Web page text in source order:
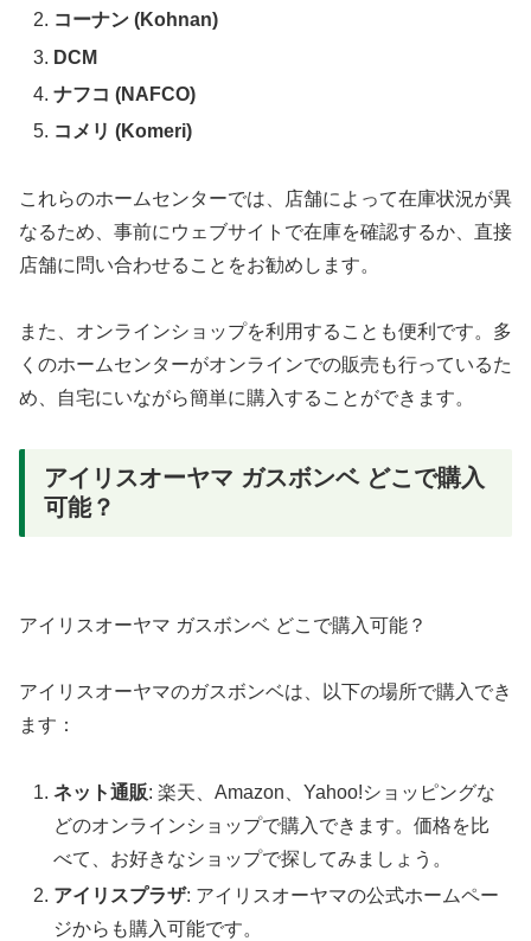
コーナン (Kohnan)
DCM
ナフコ (NAFCO)
コメリ (Komeri)
これらのホームセンターでは、店舗によって在庫状況が異
なるため、事前にウェブサイトで在庫を確認するか、直接
店舗に問い合わせることをお勧めします。
また、オンラインショップを利用することも便利です。多
くのホームセンターがオンラインでの販売も行っているた
め、自宅にいながら簡単に購入することができます。
アイリスオーヤマ ガスボンベ どこで購入
可能？
アイリスオーヤマ ガスボンベ どこで購入可能？
アイリスオーヤマのガスボンベは、以下の場所で購入でき
ます：
ネット通販: 楽天、Amazon、Yahoo!ショッピングな
どのオンラインショップで購入できます。価格を比
べて、お好きなショップで探してみましょう。
アイリスプラザ: アイリスオーヤマの公式ホームペー
ジからも購入可能です。